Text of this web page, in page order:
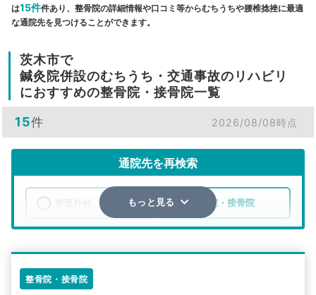
は15件件あり、整骨院の詳細情報や口コミ等からむちうちや腰椎捻挫に最適
な通院先を見つけることができます。
茨木市で
鍼灸院併設のむちうち・交通事故のリハビリ
におすすめの整骨院・接骨院一覧
15件 2026/08/08時点
通院先を再検索
整骨院・接骨院
もっと見る
整骨院・接骨院